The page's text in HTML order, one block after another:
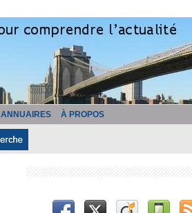
ANNUAIRES À PROPOS